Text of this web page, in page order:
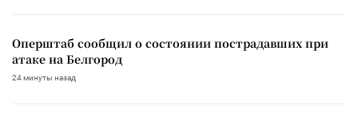
Оперштаб сообщил о состоянии пострадавших при
атаке на Белгород
24 минуты назад